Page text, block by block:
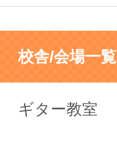
校舎/会場一覧
ギター教室